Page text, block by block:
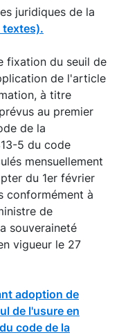
juridiques de la
textes).
fixation du seuil de
de l'article
à titre
au premier
de la
5 du code
mensuellement
du 1er février
conformément à
de
souveraineté
vigueur le 27
adoption de
de l'usure en
code de la